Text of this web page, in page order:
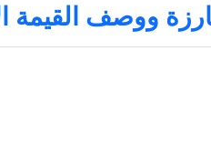
ووصف القيمة